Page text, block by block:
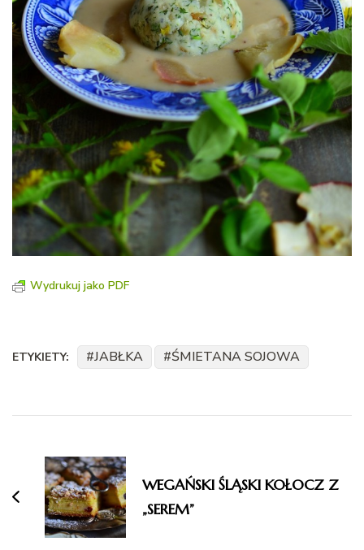
Wydrukuj jako PDF
ETYKIETY: JABŁKA ŚMIETANA SOJOWA
wpisu
WEGAŃSKI ŚLĄSKI KOŁOCZ Z
„SEREM”